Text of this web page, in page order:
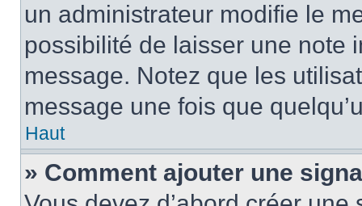
un administrateur modifie le
possibilité de laisser une note
message. Notez que les
message une fois que
Haut
» Comment ajouter une